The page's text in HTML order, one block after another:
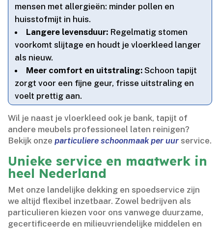
mensen met allergieën: minder pollen en
huisstofmijt in huis.​
Langere levensduur: Regelmatig stomen
voorkomt slijtage en houdt je vloerkleed langer
als nieuw.​
Meer comfort en uitstraling: Schoon tapijt
zorgt voor een fijne geur, frisse uitstraling en
voelt prettig aan.​
Wil je naast je vloerkleed ook je bank, tapijt of
andere meubels professioneel laten reinigen?
Bekijk onzeparticuliere schoonmaak per uur service.​
Unieke service en maatwerk in
heel Nederland
Met onze landelijke dekking en spoedservice zijn
we altijd flexibel inzetbaar.​ Zowel bedrijven als
particulieren kiezen voor ons vanwege duurzame,
gecertificeerde en milieuvriendelijke middelen en